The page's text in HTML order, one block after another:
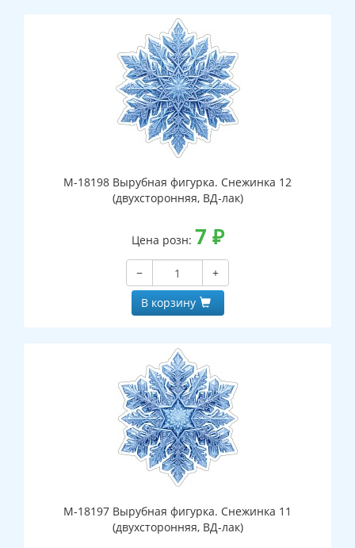
М-18198 Вырубная фигурка. Снежинка 12
(двухсторонняя, ВД-лак)
Цена розн: 7 ₽
−
+
В корзину
М-18197 Вырубная фигурка. Снежинка 11
(двухсторонняя, ВД-лак)